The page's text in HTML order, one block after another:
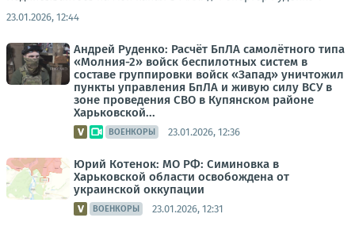
23.01.2026, 12:44
Андрей Руденко: Расчёт БпЛА самолётного типа
«Молния-2» войск беспилотных систем в
составе группировки войск «Запад» уничтожил
пункты управления БпЛА и живую силу ВСУ в
зоне проведения СВО в Купянском районе
Харьковской...
ВОЕНКОРЫ 23.01.2026, 12:36
Юрий Котенок: МО РФ: Симиновка в
Харьковской области освобождена от
украинской оккупации
ВОЕНКОРЫ 23.01.2026, 12:31